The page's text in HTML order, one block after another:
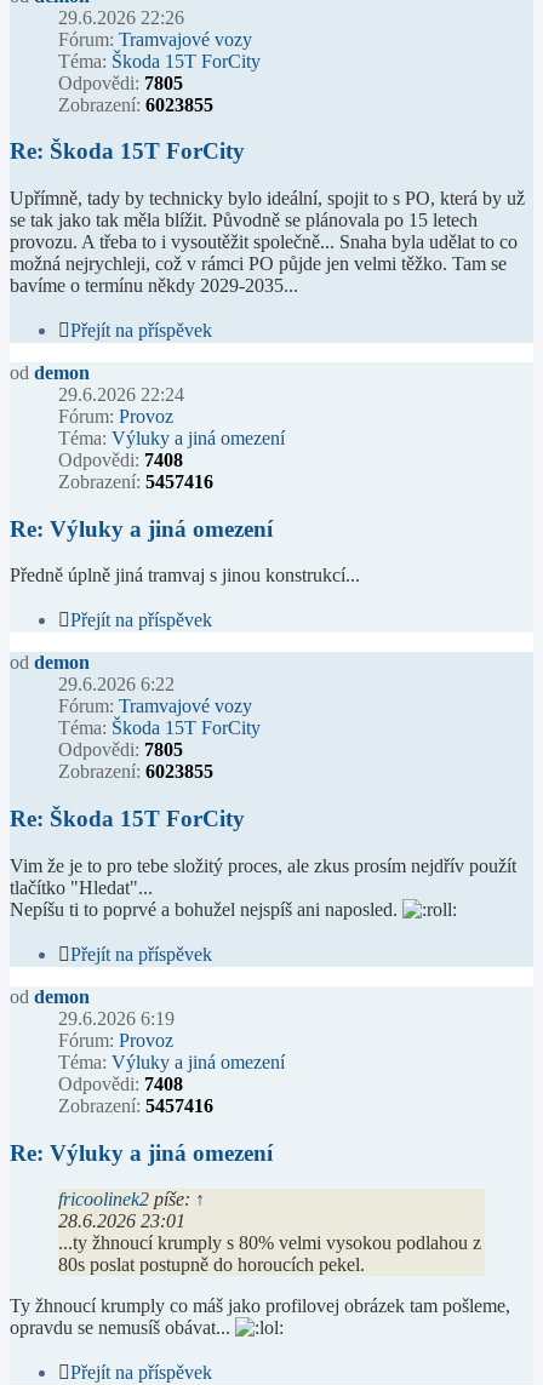
29.6.2026 22:26
Fórum: Tramvajové vozy
Téma: Škoda 15T ForCity
Odpovědi: 7805
Zobrazení: 6023855
Re: Škoda 15T ForCity
Upřímně, tady by technicky bylo ideální, spojit to s PO, která by už
se tak jako tak měla blížit. Původně se plánovala po 15 letech
provozu. A třeba to i vysoutěžit společně... Snaha byla udělat to co
možná nejrychleji, což v rámci PO půjde jen velmi těžko. Tam se
bavíme o termínu někdy 2029-2035...
Přejít na příspěvek
od demon
29.6.2026 22:24
Fórum: Provoz
Téma: Výluky a jiná omezení
Odpovědi: 7408
Zobrazení: 5457416
Re: Výluky a jiná omezení
Předně úplně jiná tramvaj s jinou konstrukcí...
Přejít na příspěvek
od demon
29.6.2026 6:22
Fórum: Tramvajové vozy
Téma: Škoda 15T ForCity
Odpovědi: 7805
Zobrazení: 6023855
Re: Škoda 15T ForCity
Vim že je to pro tebe složitý proces, ale zkus prosím nejdřív použít
tlačítko "Hledat"...
Nepíšu ti to poprvé a bohužel nejspíš ani naposled.
Přejít na příspěvek
od demon
29.6.2026 6:19
Fórum: Provoz
Téma: Výluky a jiná omezení
Odpovědi: 7408
Zobrazení: 5457416
Re: Výluky a jiná omezení
fricoolinek2 píše: ↑
28.6.2026 23:01
...ty žhnoucí krumply s 80% velmi vysokou podlahou z
80s poslat postupně do horoucích pekel.
Ty žhnoucí krumply co máš jako profilovej obrázek tam pošleme,
opravdu se nemusíš obávat...
Přejít na příspěvek